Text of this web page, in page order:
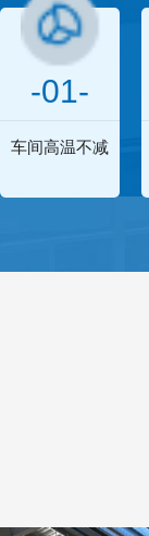
-01-
车间高温不减